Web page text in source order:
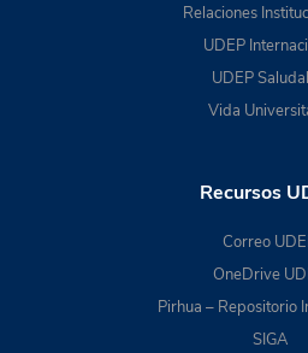
Relaciones
UDEP
UDEP
Vida
Recursos
Correo
OneDrive
Pirhua – Repositorio
SIGA